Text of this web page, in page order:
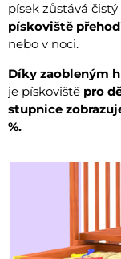
písek zůstává čistý
pískoviště
nebo v noci.
Díky zaobleným
je pískoviště pro
stupnice
%.